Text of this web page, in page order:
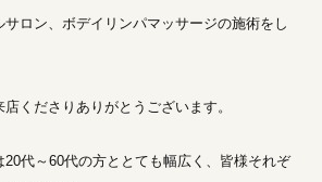
ロン、ボデイリンパマッサージの施術をし
くださりありがとうございます。
20代～60代の方ととても幅広く、皆様それぞ